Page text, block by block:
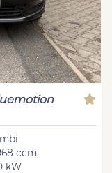
ccm,
kW